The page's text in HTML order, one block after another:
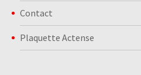
Contact
Plaquette Actense